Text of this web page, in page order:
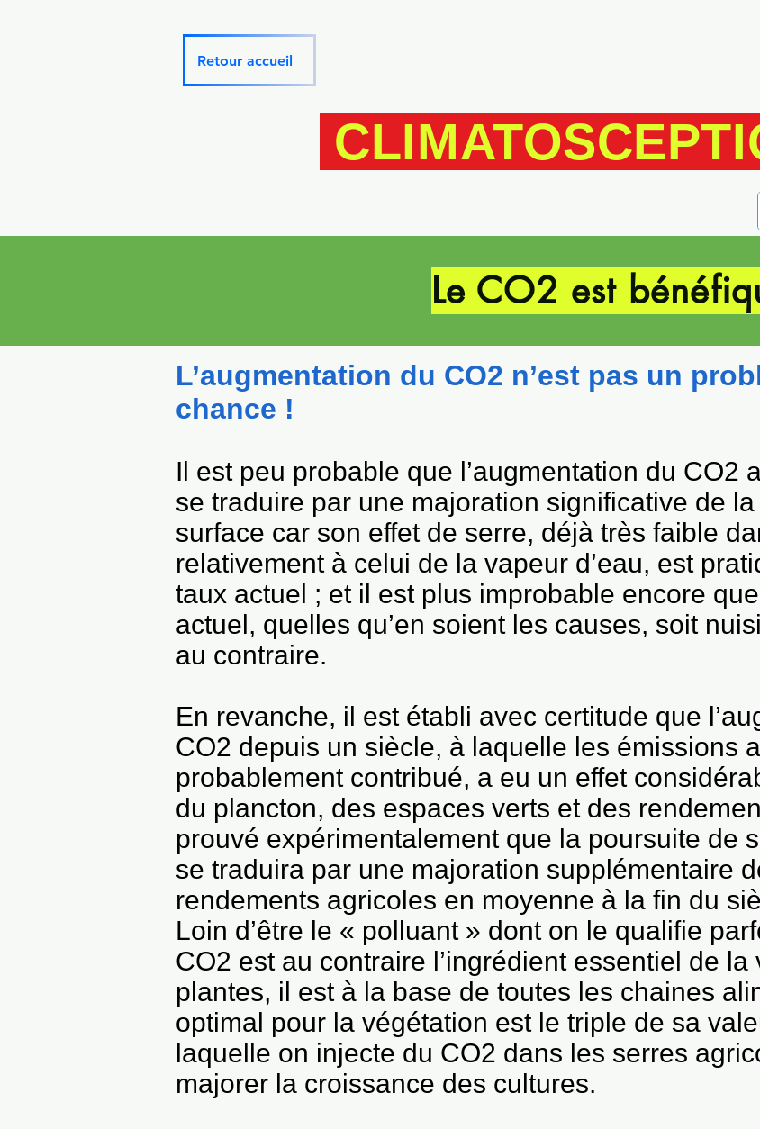
Retour accueil
Le CO2 est
L’augmentation du CO2 n’est pas un
chance !
Il est peu probable que l’augmentation du CO2
se traduire par une majoration significative de
surface car son effet de serre, déjà très faible
relativement à celui de la vapeur d’eau, est
taux actuel ; et il est plus improbable encore
actuel, quelles qu’en soient les causes, soit
au contraire.
En revanche, il est établi avec certitude que
CO2 depuis un siècle, à laquelle les émissions
probablement contribué, a eu un effet
du plancton, des espaces verts et des
prouvé expérimentalement que la poursuite de
se traduira par une majoration supplémentaire
rendements agricoles en moyenne à la fin du
Loin d’être le « polluant » dont on le qualifie
CO2 est au contraire l’ingrédient essentiel de
plantes, il est à la base de toutes les chaines
optimal pour la végétation est le triple de sa
laquelle on injecte du CO2 dans les serres
majorer la croissance des cultures.